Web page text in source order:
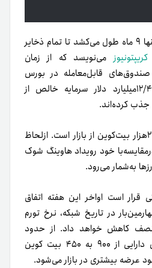
این امر نشان می‌دهد که تنها ۹ ماه طول می‌کشد تا تمام ذخایر
کریپتونیوز می‌نویسد که از زمان
در ژانویه۲۰۲۴، صندوق‌های قابل‌معامله در بورس
بیت‌کوین ایالات متحده ۱۲/۴میلیارد دلار سرمایه خالص از
جذب کرده‌اند.
این معادل خروج تقریباً ۲۲۱هزار بیت‌کوین از بازار است. از‌لحاظ
خود رویداد هاوینگ شوک
به‌شمار می‌رود.
قرار است اواخر این هفته اتفاق
در تاریخ شبکه، نرخ تورم
کاهش خواهد داد. از حدود
۲۰آوریل، عرضه روزانه این دارایی از ۹۰۰ به ۴۵۰ بیت کوین
عرضه بیشتری در بازار می‌شود.